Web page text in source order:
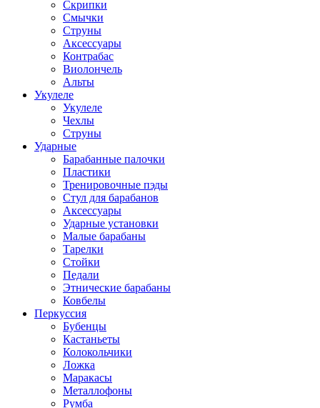
Скрипки
Смычки
Струны
Аксессуары
Контрабас
Виолончель
Альты
Укулеле
Укулеле
Чехлы
Струны
Ударные
Барабанные палочки
Пластики
Тренировочные пэды
Стул для барабанов
Аксессуары
Ударные установки
Малые барабаны
Тарелки
Стойки
Педали
Этнические барабаны
Ковбелы
Перкуссия
Бубенцы
Кастаньеты
Колокольчики
Ложка
Маракасы
Металлофоны
Румба